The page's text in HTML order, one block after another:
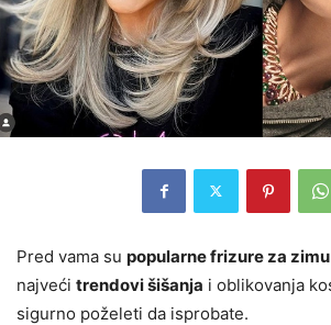
Pred vama su popularne frizure za zimu
najveći trendovi šišanja i oblikovanja
sigurno poželeti da isprobate.